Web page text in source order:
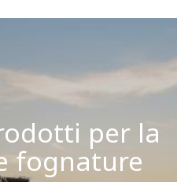
per la
fognature